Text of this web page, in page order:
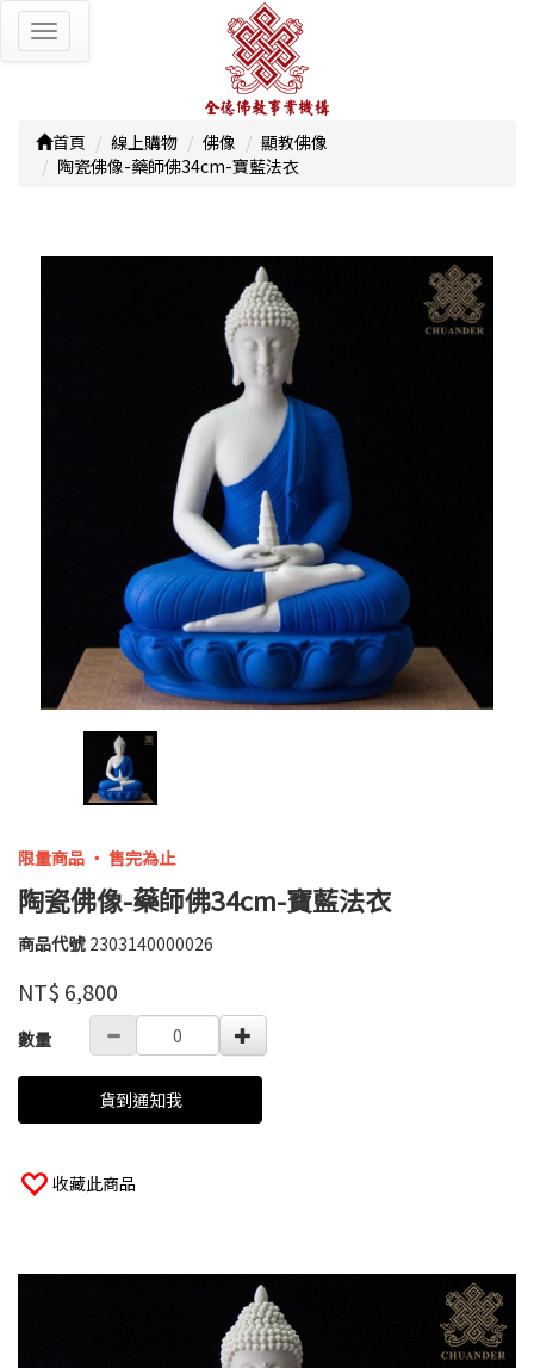
Toggle
navigation
首頁 線上購物 佛像
顯教佛像
陶瓷佛像-藥師佛34cm-寶藍法衣
限量商品 ‧ 售完為止
陶瓷佛像-藥師佛34cm-寶藍法衣
商品代號 2303140000026
2303140000026
品牌
鈺
NT$ 6,800
GOODS000000000000002192762
數量
貨到通知我
收藏此商品